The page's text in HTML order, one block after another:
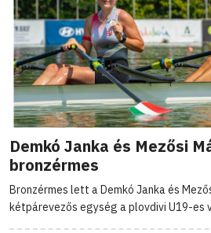
Demkó Janka és Mezősi
bronzérmes
Bronzérmes lett a Demkó Janka és
kétpárevezős egység a plovdivi U19-es